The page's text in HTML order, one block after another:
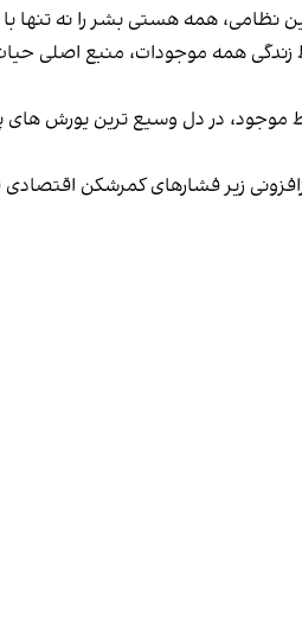
نظامی، همه هستی بشر را نه تنها با
همه موجودات، منبع اصلی
موجود، در دل وسیع ترین یورش
زیر فشارهای کمرشکن اقتصادی